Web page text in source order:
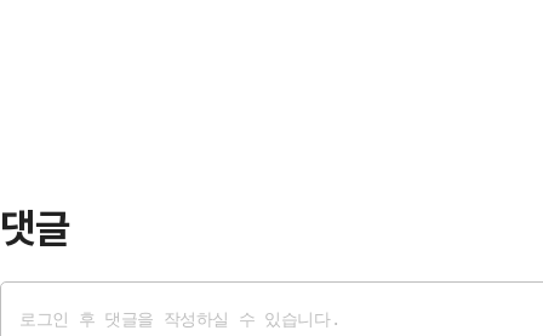
댓글